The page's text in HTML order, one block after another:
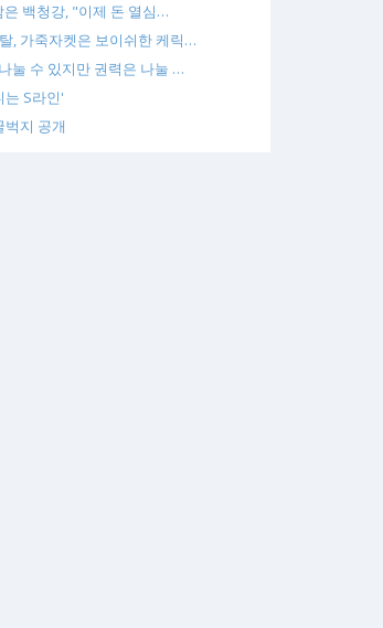
은 백청강, "이제 돈 열심…
, 가죽자켓은 보이쉬한 케릭…
눌 수 있지만 권력은 나눌 …
는 S라인'
벅지 공개